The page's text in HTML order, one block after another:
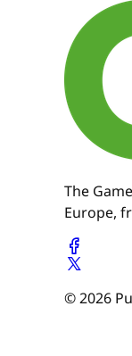
The
Europe,
© 2026